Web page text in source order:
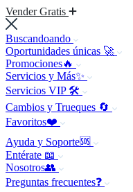
Vender Gratis
Buscandoando
Oportunidades únicas 🚀
Promociones🔥
Servicios y Más✨
Servicios VIP 🛠️
Cambios y Trueques 🔄
Favoritos❤️
Ayuda y Soporte🆘
Entérate 📖
Nosotros👥
Preguntas frecuentes❓